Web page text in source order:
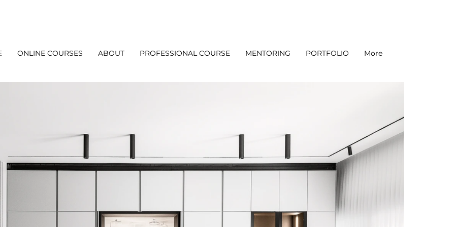
ONLINE COURSES ABOUT PROFESSIONAL COURSE MENTORING PORTFOLIO More